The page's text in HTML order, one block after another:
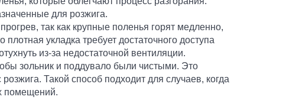
для розжига.
так как крупные поленья горят медленно,
укладка требует достаточного доступа
из-за недостаточной вентиляции.
зольник и поддувало были чистыми. Это
Такой способ подходит для случаев, когда
помещений.